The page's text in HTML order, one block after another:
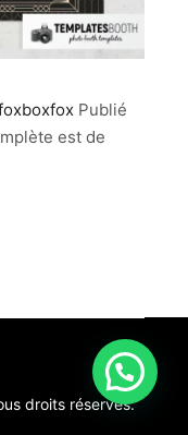
Publié
est de
droits réservés.